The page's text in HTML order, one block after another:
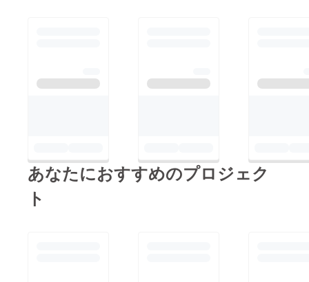
います。 現在、この
で叶えるために、まず
は高校生よりも自分た
５０人ほどの県内高校
う大きな夢に向けて、
地域の方々のご協力も
あなたにおすすめのプロジェク
ト